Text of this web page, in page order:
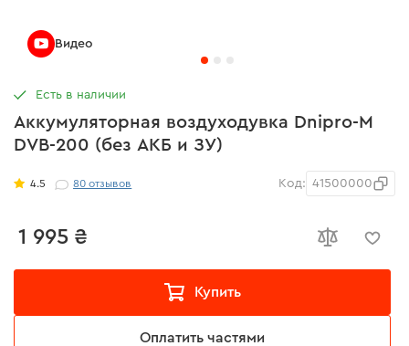
Аккумуляторная воздуходувка Dnipro-M
DVB-200 (без АКБ и ЗУ)
4.5 80отзывов Код: 41500000
1 995 ₴
Купить
Оплатить частями
Есть в наличии
Видео